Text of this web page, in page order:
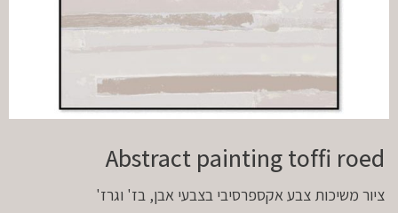
Abstract painting toffi roed
ציור משיכות צבע אקספרסיבי בצבעי אבן, בז' וגרז'